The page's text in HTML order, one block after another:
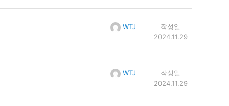
WTJ
작성일
2024.11.29
WTJ
작성일
2024.11.29